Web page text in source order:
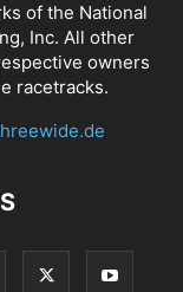
of the National
Inc. All other
owners
racetracks.